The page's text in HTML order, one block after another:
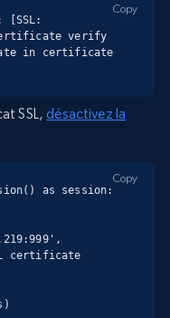
[SSL:
certificate verify
in certificate
Copy
SSL,désactivez la
as session:
Copy